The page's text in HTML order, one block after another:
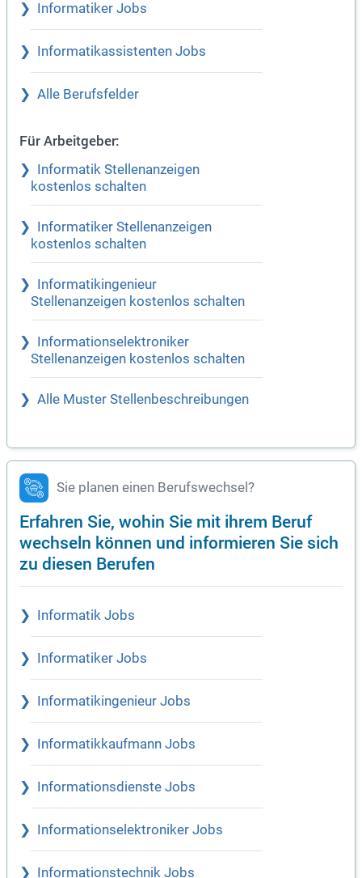
Informatiker Jobs
Informatikassistenten Jobs
Alle Berufsfelder
Für Arbeitgeber:
Informatik Stellenanzeigen
kostenlos schalten
Informatiker Stellenanzeigen
kostenlos schalten
Informatikingenieur
Stellenanzeigen kostenlos schalten
Informationselektroniker
Stellenanzeigen kostenlos schalten
Alle Muster Stellenbeschreibungen
Sie planen einen Berufswechsel?
Erfahren Sie, wohin Sie mit ihrem Beruf
wechseln können und informieren Sie sich
zu diesen Berufen
Informatik Jobs
Informatiker Jobs
Informatikingenieur Jobs
Informatikkaufmann Jobs
Informationsdienste Jobs
Informationselektroniker Jobs
Informationstechnik Jobs